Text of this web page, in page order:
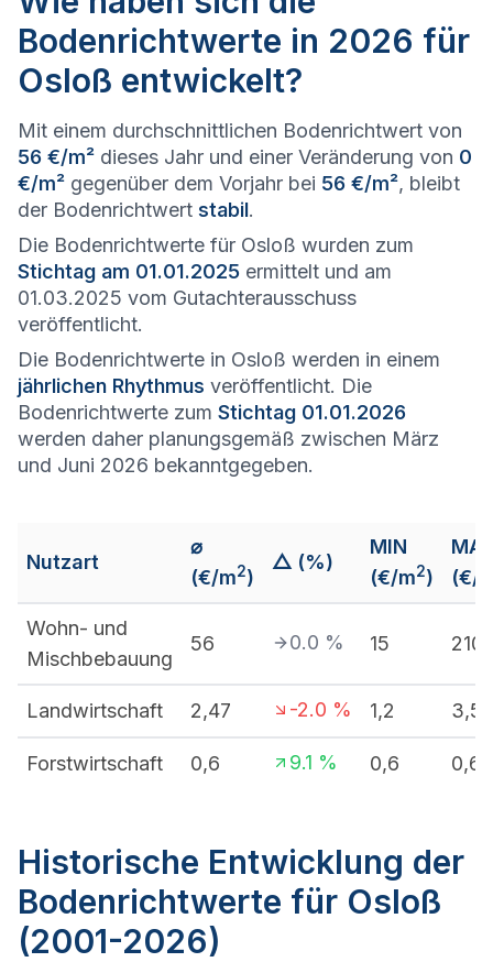
Bodenrichtwerte in 2026 für
Osloß entwickelt?
Mit einem durchschnittlichen Bodenrichtwert von
56 €/m² dieses Jahr und einer Veränderung von 0
€/m² gegenüber dem Vorjahr bei 56 €/m², bleibt
der Bodenrichtwert stabil.
Die Bodenrichtwerte für Osloß wurden zum
Stichtag am 01.01.2025 ermittelt und am
01.03.2025 vom Gutachterausschuss
veröffentlicht.
Die Bodenrichtwerte in Osloß werden in einem
jährlichen Rhythmus veröffentlicht. Die
Bodenrichtwerte zum Stichtag 01.01.2026
werden daher planungsgemäß zwischen März
und Juni 2026 bekanntgegeben.
Nutzart
⌀
(€/m2)
△ (%)
MIN
(€/m2)
(€/
Wohn- und
Mischbebauung
56 0.0 % 15 210
Landwirtschaft 2,47 -2.0 % 1,2 3,5
Forstwirtschaft 0,6 9.1 % 0,6 0,6
Historische Entwicklung der
Bodenrichtwerte für Osloß
(2001-2026)